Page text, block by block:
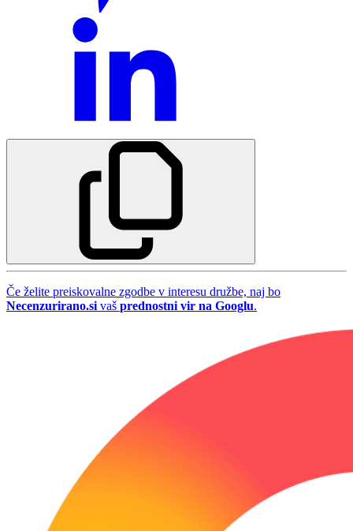
Če želite preiskovalne zgodbe v interesu družbe, naj bo
Necenzurirano.si vaš prednostni vir na Googlu.